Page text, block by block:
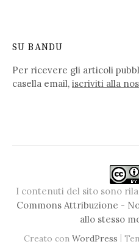
SU BANDU
Per ricevere gli articoli
casella email, iscriviti alla
I contenuti del sito sono
Commons Attribuzione -
allo stesso
Creato con WordPress |